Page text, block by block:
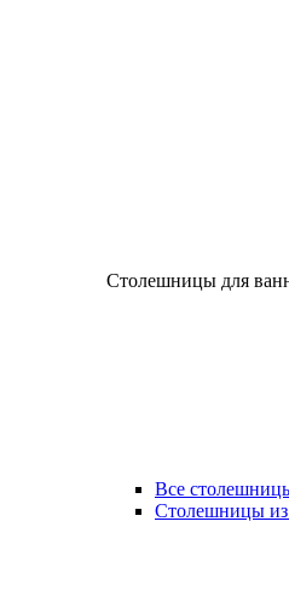
Столешницы для
Все
Столешницы из